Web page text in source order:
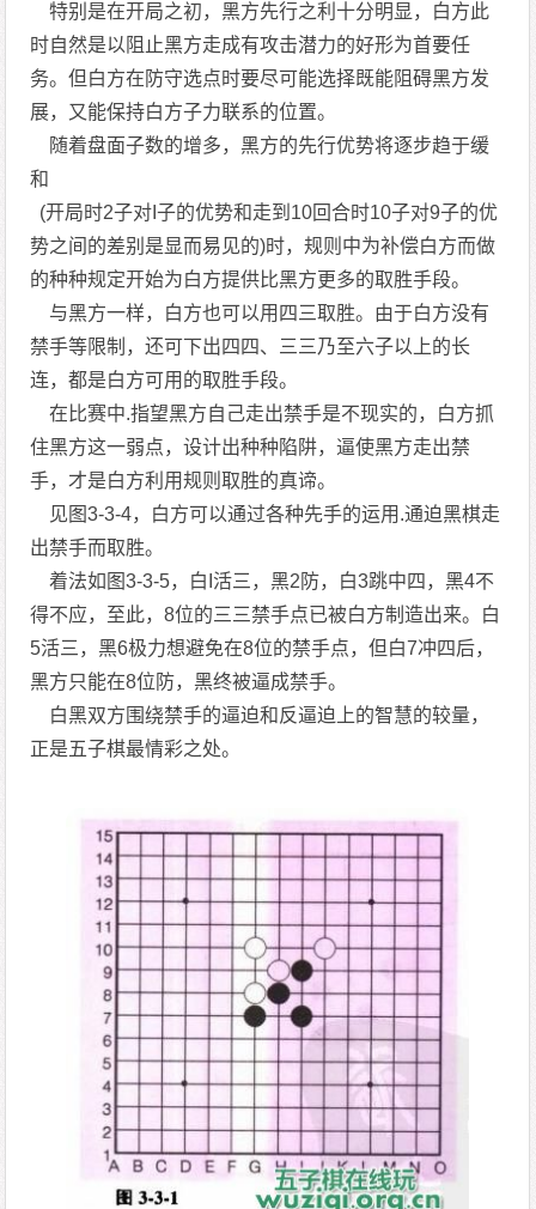
特别是在开局之初，黑方先行之利十分明显，白方此
时自然是以阻止黑方走成有攻击潜力的好形为首要任
务。但白方在防守选点时要尽可能选择既能阻碍黑方发
展，又能保持白方子力联系的位置。
随着盘面子数的增多，黑方的先行优势将逐步趋于缓
和
(开局时2子对I子的优势和走到10回合时10子对9子的优
势之间的差别是显而易见的)时，规则中为补偿白方而做
的种种规定开始为白方提供比黑方更多的取胜手段。
与黑方一样，白方也可以用四三取胜。由于白方没有
禁手等限制，还可下出四四、三三乃至六子以上的长
连，都是白方可用的取胜手段。
在比赛中.指望黑方自己走出禁手是不现实的，白方抓
住黑方这一弱点，设计出种种陷阱，逼使黑方走出禁
手，才是白方利用规则取胜的真谛。
见图3-3-4，白方可以通过各种先手的运用.通迫黑棋走
出禁手而取胜。
着法如图3-3-5，白I活三，黑2防，白3跳中四，黑4不
得不应，至此，8位的三三禁手点已被白方制造出来。白
5活三，黑6极力想避免在8位的禁手点，但白7冲四后，
黑方只能在8位防，黑终被逼成禁手。
白黑双方围绕禁手的逼迫和反逼迫上的智慧的较量，
正是五子棋最情彩之处。